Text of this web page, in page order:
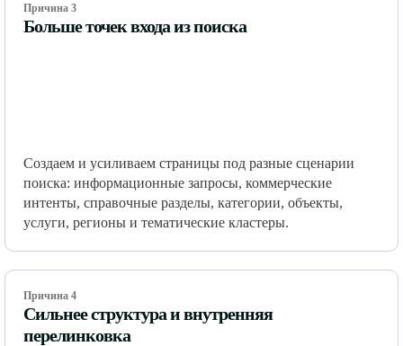
Причина 3
Больше точек входа из поиска
Создаем и усиливаем страницы под разные сценарии
поиска: информационные запросы, коммерческие
интенты, справочные разделы, категории, объекты,
услуги, регионы и тематические кластеры.
Причина 4
Сильнее структура и внутренняя
перелинковка